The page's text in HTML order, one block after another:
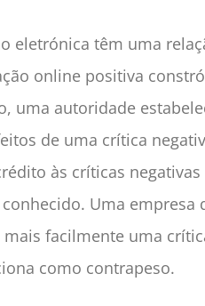
eletrónica têm uma
online positiva
uma autoridade
de uma crítica
às críticas
Uma empresa
facilmente uma
como contrapeso.